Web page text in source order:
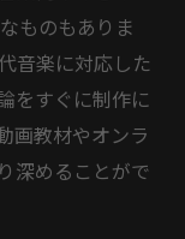
ものもありま
音楽に対応した
をすぐに制作に
画教材やオンラ
深めることがで